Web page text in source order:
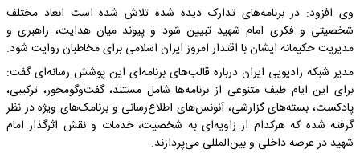
وی افزود: در برنامه‌های تدارک دیده شده تلاش شده است ابعاد مختلف
شخصیتی و فکری امام شهید تبیین شود و پیوند میان هدایت‌، راهبری و
مدیریت حکیمانه ایشان با اقتدار امروز ایران اسلامی برای مخاطبان روایت شود.
مدیر شبکه رادیویی ایران درباره قالب‌های برنامه‌ای این پوشش رسانه‌ای گفت:
برای این ایام طیف متنوعی از برنامه‌ها شامل مستند، گفت‌وگومحور، ترکیبی،
پادکست، بسته‌های گزارشی، آنونس‌های اطلاع‌رسانی و برنامک‌های ویژه در نظر
گرفته شده که هرکدام از زاویه‌ای به شخصیت، خدمات و نقش اثرگذار امام
شهید در عرصه داخلی و بین‌المللی می‌پردازند.